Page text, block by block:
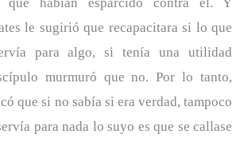
le sugirió que recapacitara si lo que
para algo, si tenía una utilidad
murmuró que no. Por lo tanto,
que si no sabía si era verdad, tampoco
para nada lo suyo es que se callase